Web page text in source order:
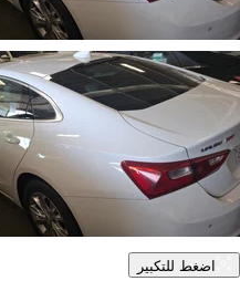
اضغط للتكبير